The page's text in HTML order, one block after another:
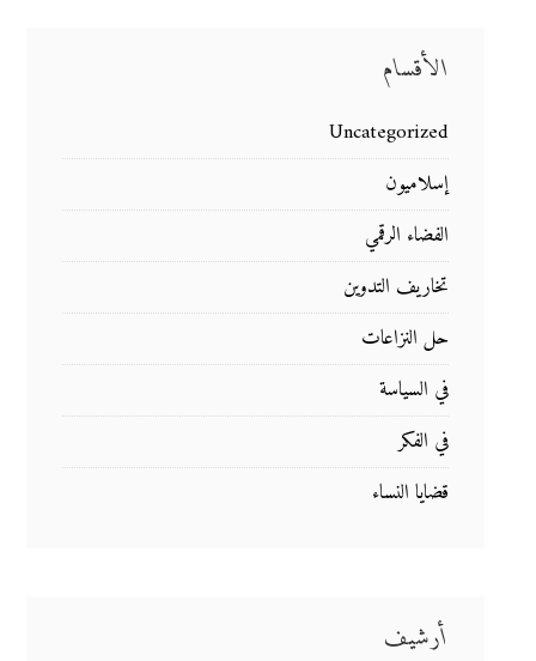
الأقسام
Uncategorized
إسلاميون
الفضاء الرقمي
تخاريف التدوين
حل النزاعات
في السياسة
في الفكر
قضايا النساء
أرشيف